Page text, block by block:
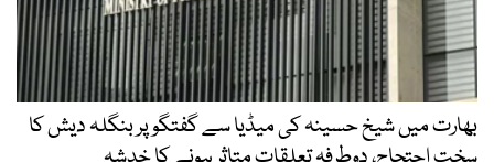
بھارت میں شیخ حسینہ کی میڈیا سے گفتگو پر بنگلہ دیش کا